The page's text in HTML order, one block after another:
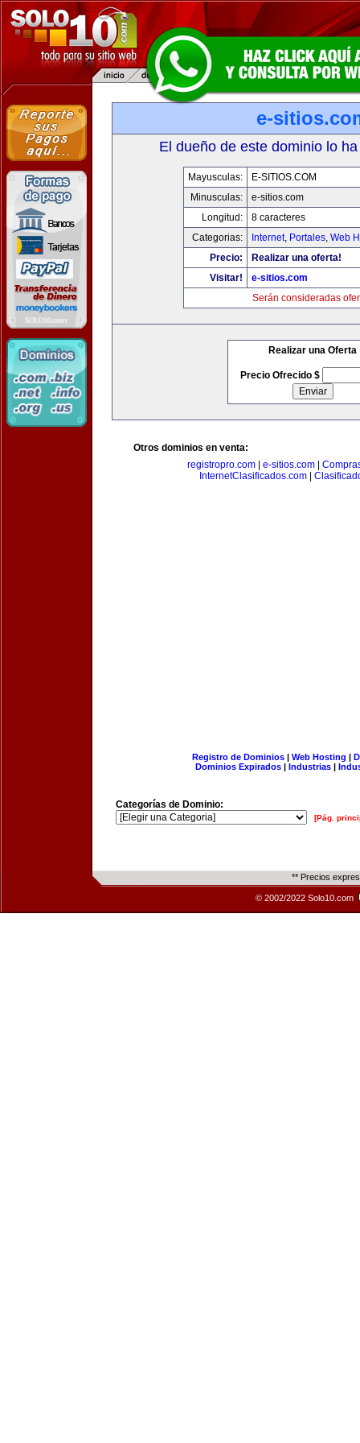
e-
El dueño de este dominio lo
Mayusculas:
E-SITIOS.COM
Minusculas:
e-sitios.com
Longitud:
8 caracteres
Categorias:
Internet, Portales, Web
Precio:
Realizar una oferta!
Visitar!
e-sitios.com
Serán consideradas
Realizar una Oferta
Precio Ofrecido $
Otros dominios en venta:
registropro.com
e-sitios.com
InternetClasificados.com|
Registro de Dominios| Web Hosting |
Dominios Expirados | Industrias |
Categorías de Dominio:
[Pág.
** Precios
© 2002/2022 Solo10.com